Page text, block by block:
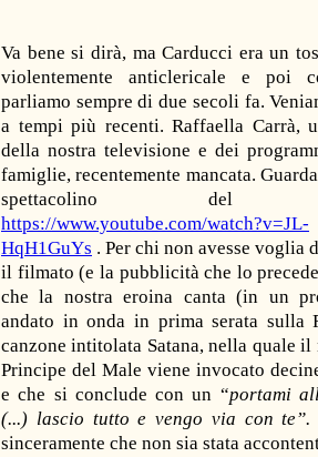
Va bene si dirà, ma Carducci era un
violentemente anticlericale e poi
parliamo sempre di due secoli fa.
a tempi più recenti. Raffaella Carrà,
della nostra televisione e dei
famiglie, recentemente mancata.
spettacolino del
https://www.youtube.com/watch?v=JL-
HqH1GuYs . Per chi non avesse voglia
il filmato (e la pubblicità che lo
che la nostra eroina canta (in un
andato in onda in prima serata sulla
canzone intitolata Satana, nella quale il
Principe del Male viene invocato
e che si conclude con un “portami
(...) lascio tutto e vengo via con
sinceramente che non sia stata